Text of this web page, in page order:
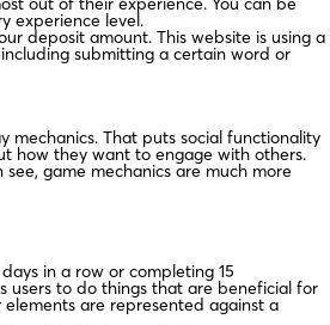
experience level.
deposit amount. This website is using a
submitting a certain word or
mechanics. That puts social functionality
how they want to engage with others.
game mechanics are much more
in a row or completing 15
users to do things that are beneficial for
are represented against a